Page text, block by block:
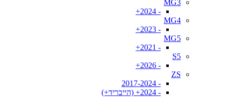
MG3
- 2024+
MG4
- 2023+
MG5
- 2021+
S5
- 2026+
ZS
- 2017-2024
- 2024+ (הייבריד+)